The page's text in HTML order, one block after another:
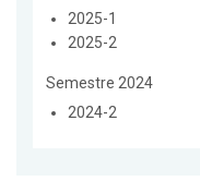
2025-1
2025-2
Semestre 2024
2024-2